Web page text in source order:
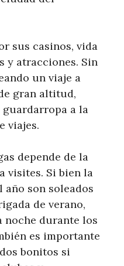
sus casinos, vida
y atracciones. Sin
un viaje a
gran altitud,
a la
viajes.
depende de la
visites. Si bien la
son soleados
de verano,
noche durante los
es importante
bonitos si